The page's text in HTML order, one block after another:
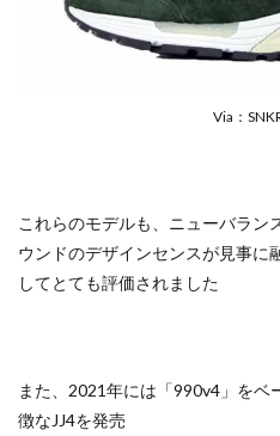
Via：
これらのモデルも、ニューバラン
ウンドのデザインセンスが見事に
してとても評価されました
また、2021年には「990v4」をベ
徴なJJ4を発売